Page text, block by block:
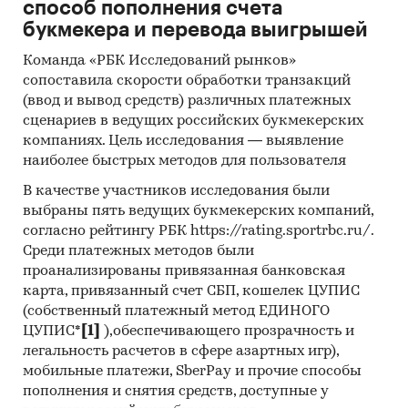
- Прочие стеклянные емкости объемом более
упаковки напитков и пищевых продуктов
- Прочие стеклянные емкости объемом менее
0,25 л для хранения, транспортировки или
упаковки напитков и пищевых продуктов
- Столовая и кухонная посуда из
- Столовые и кухонные сосуды на ножке для
питья, кроме изготовленных из
стеклокерамики, из свинцового хрусталя
- Прочие столовые и кухонные сосуды на
ножке для питья, кроме изготовленных из
стеклокерамики
- Прочие столовые и кухонные сосуды для
питья, кроме изготовленных из
стеклокерамики, из свинцового хрусталя
- Прочие столовые и кухонные сосуды для
способ пополнения счета
букмекера и перевода выигрышей
Команда «РБК Исследований рынков»
сопоставила скорости обработки транзакций
(ввод и вывод средств) различных платежных
сценариев в ведущих российских букмекерских
компаниях. Цель исследования — выявление
наиболее быстрых методов для пользователя
В качестве участников исследования были
выбраны пять ведущих букмекерских компаний,
согласно рейтингу РБК https://rating.sportrbc.ru/.
Среди платежных методов были
проанализированы привязанная банковская
карта, привязанный счет СБП, кошелек ЦУПИС
(собственный платежный метод ЕДИНОГО
ЦУПИС* [1]
),обеспечивающего прозрачность и
легальность расчетов в сфере азартных игр),
мобильные платежи, SberPay и прочие способы
пополнения и снятия средств, доступные у